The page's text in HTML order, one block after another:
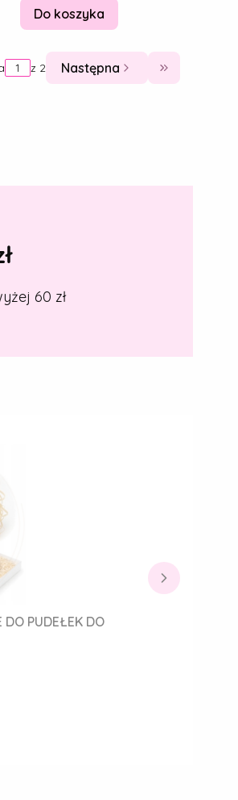
Do koszyka
z 2 Następna Przejdź do
60 zł
DO PUDEŁEK DO